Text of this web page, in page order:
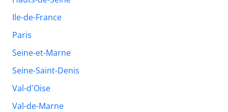
Ile-de-France
Paris
Seine-et-Marne
Seine-Saint-Denis
Val-d'Oise
Val-de-Marne